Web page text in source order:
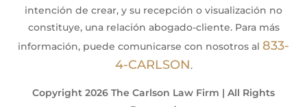
intención de crear, y su recepción o visualización no
constituye, una relación abogado-cliente. Para más
información, puede comunicarse con nosotros al 833-
4-CARLSON.
Copyright 2026 The Carlson Law Firm | All Rights